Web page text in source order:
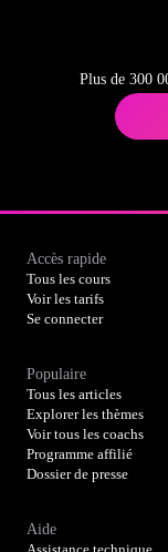
Plus de 300
Accès rapide
Tous les cours
Voir les tarifs
Se connecter
Populaire
Tous les articles
Explorer les thèmes
Voir tous les coachs
Programme affilié
Dossier de presse
Aide